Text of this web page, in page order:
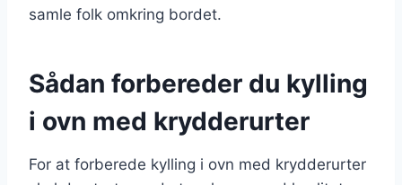
samle folk omkring bordet.
Sådan forbereder du kylling
i ovn med krydderurter
For at forberede kylling i ovn med krydderurter